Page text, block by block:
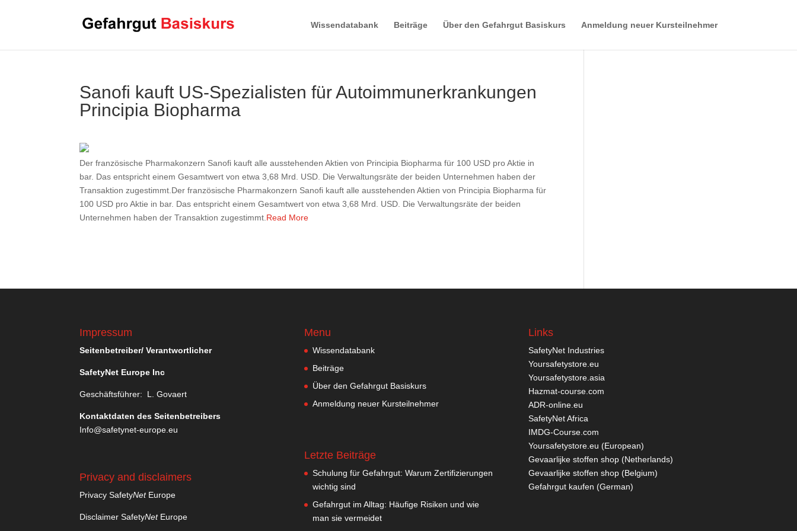
Wissendatabank Beiträge Über den Gefahrgut Basiskurs Anmeldung neuer Kursteilnehmer
Sanofi kauft US-Spezialisten für Autoimmunerkrankungen
Principia Biopharma
Der französische Pharmakonzern Sanofi kauft alle ausstehenden Aktien von Principia Biopharma für 100 USD pro Aktie in
bar. Das entspricht einem Gesamtwert von etwa 3,68 Mrd. USD. Die Verwaltungsräte der beiden Unternehmen haben der
Transaktion zugestimmt.Der französische Pharmakonzern Sanofi kauft alle ausstehenden Aktien von Principia Biopharma für
100 USD pro Aktie in bar. Das entspricht einem Gesamtwert von etwa 3,68 Mrd. USD. Die Verwaltungsräte der beiden
Unternehmen haben der Transaktion zugestimmt. Read More
Impressum
Seitenbetreiber/ Verantwortlicher
SafetyNet Europe Inc
Geschäftsführer: L. Govaert
Kontaktdaten des Seitenbetreibers
Info@safetynet-europe.eu
Privacy and disclaimers
Privacy SafetyNetEurope
Disclaimer SafetyNetEurope
Menu
Wissendatabank
Beiträge
Über den Gefahrgut Basiskurs
Anmeldung neuer Kursteilnehmer
Letzte Beiträge
Schulung für Gefahrgut: Warum Zertifizierungen
wichtig sind
Gefahrgut im Alltag: Häufige Risiken und wie
man sie vermeidet
Links
SafetyNet Industries
Yoursafetystore.eu
Yoursafetystore.asia
Hazmat-course.com
ADR-online.eu
SafetyNet Africa
IMDG-Course.com
Yoursafetystore.eu (European)
Gevaarlijke stoffen shop (Netherlands)
Gevaarlijke stoffen shop (Belgium)
Gefahrgut kaufen (German)